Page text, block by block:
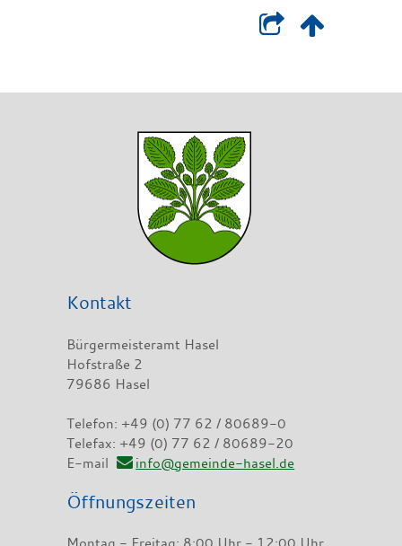
Kontakt
Bürgermeisteramt Hasel
Hofstraße 2
79686 Hasel
Telefon: +49 (0) 77 62 / 80689-0
Telefax: +49 (0) 77 62 / 80689-20
E-mail
info@gemeinde-hasel.de
Öffnungszeiten
Montag - Freitag: 8:00 Uhr - 12:00 Uhr